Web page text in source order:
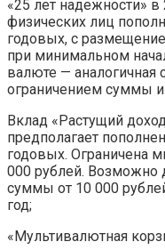
«25 лет надежности» в
физических лиц
годовых, с
при минимальном
валюте — аналогичная
ограничением суммы и
Вклад «Растущий
предполагает
годовых. Ограничена
000 рублей. Возможно
суммы от 10 000
год;
«Мультивалютная